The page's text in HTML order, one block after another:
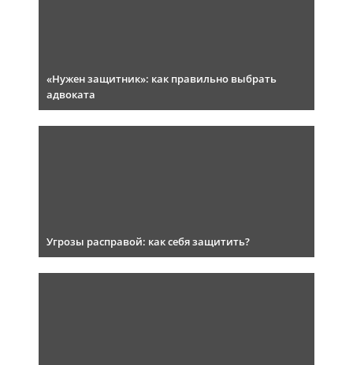
«Нужен защитник»: как правильно выбрать
адвоката
Угрозы расправой: как себя защитить?